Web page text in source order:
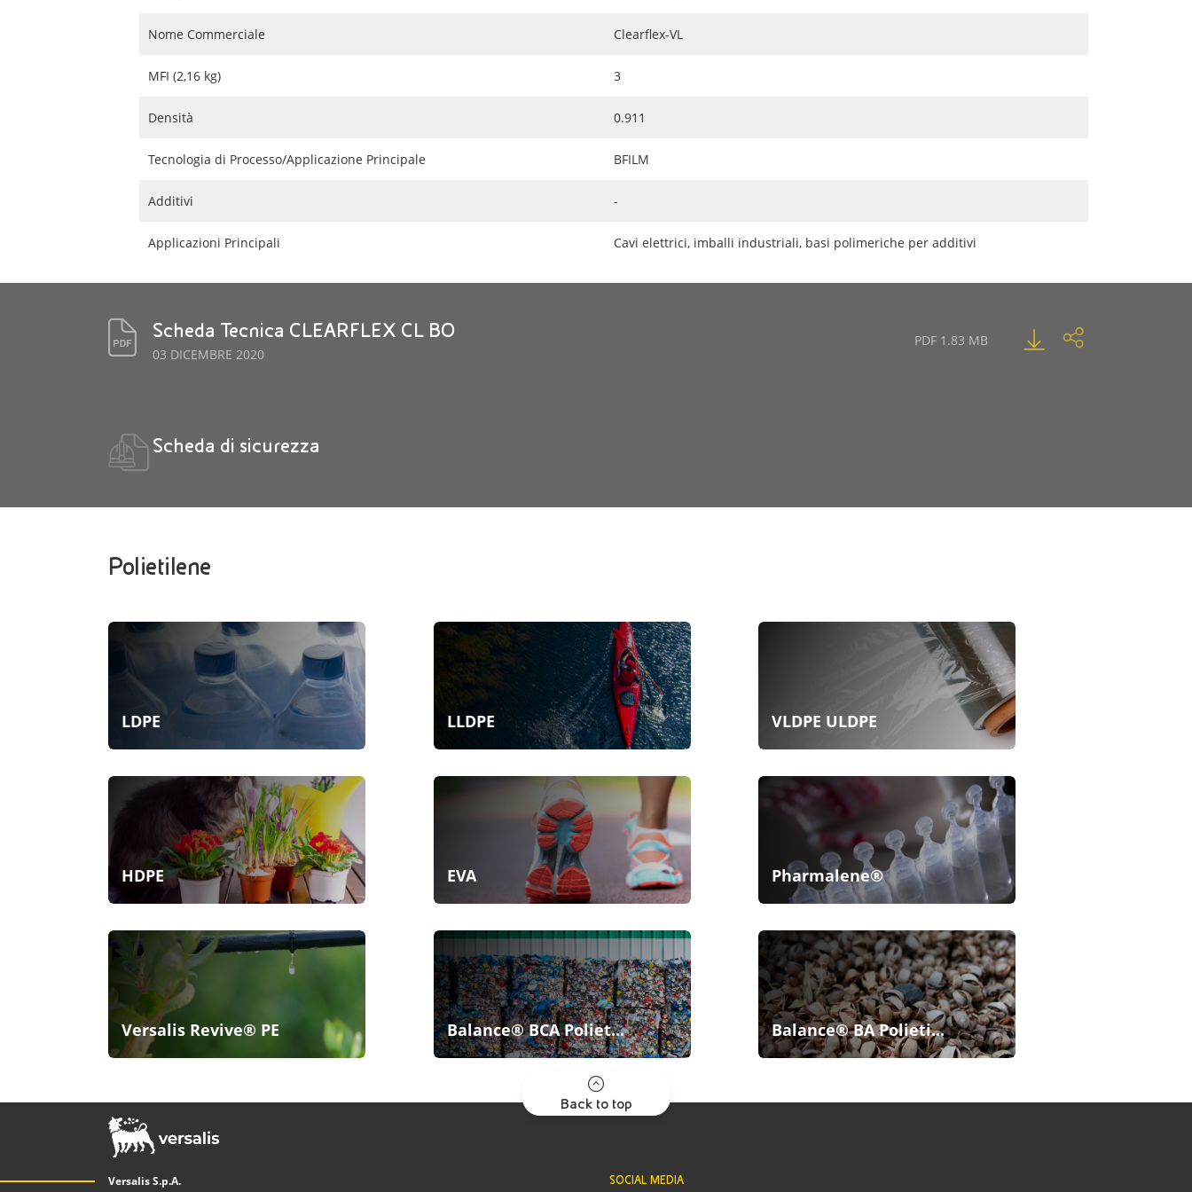
Nome Commerciale Clearflex-VL
MFI (2,16 kg) 3
Densità 0.911
Tecnologia di Processo/Applicazione Principale BFILM
Additivi -
Applicazioni Principali Cavi elettrici, imballi industriali, basi polimeriche per additivi
Scheda Tecnica CLEARFLEX CL BO
03 DICEMBRE 2020
PDF 1.83 MB
Scheda di sicurezza
Polietilene
LDPE LLDPE VLDPE ULDPE
HDPE EVA Pharmalene®
Versalis Revive® PE Balance® BCA Poliet... Balance® BA Polieti...
Back to top
Versalis S.p.A. SOCIAL MEDIA